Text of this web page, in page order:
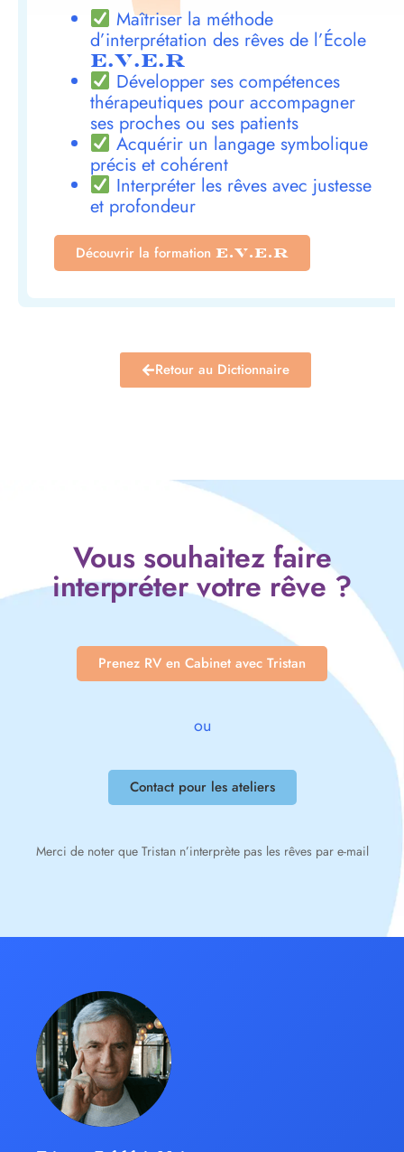
Maîtriser la méthode
d’interprétation des rêves de l’École
E.V.E.R
Développer ses compétences
thérapeutiques pour accompagner
ses proches ou ses patients
Acquérir un langage symbolique
précis et cohérent
Interpréter les rêves avec justesse
et profondeur
Découvrir la formation E.V.E.R
Retour au Dictionnaire
Vous souhaitez faire
interpréter votre rêve ?
Prenez RV en Cabinet avec Tristan
ou
Contact pour les ateliers
Merci de noter que Tristan n’interprète pas les rêves par e-mail